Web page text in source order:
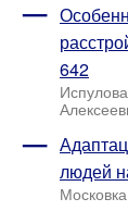
642
людей